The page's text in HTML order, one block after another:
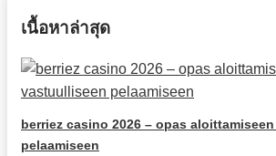
เนื้อหาล่าสุด
berriez casino 2026 – opas
pelaamiseen